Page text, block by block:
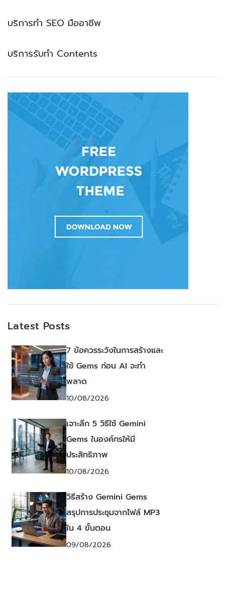
บริการทำ SEO มืออาชีพ
บริการรับทำ Contents
Latest Posts
7 ข้อควรระวังในการสร้างและ
ใช้ Gems ก่อน AI จะทำ
พลาด
10/08/2026
เจาะลึก 5 วิธีใช้ Gemini
Gems ในองค์กรให้มี
ประสิทธิภาพ
10/08/2026
วิธีสร้าง Gemini Gems
สรุปการประชุมจากไฟล์ MP3
ใน 4 ขั้นตอน
09/08/2026